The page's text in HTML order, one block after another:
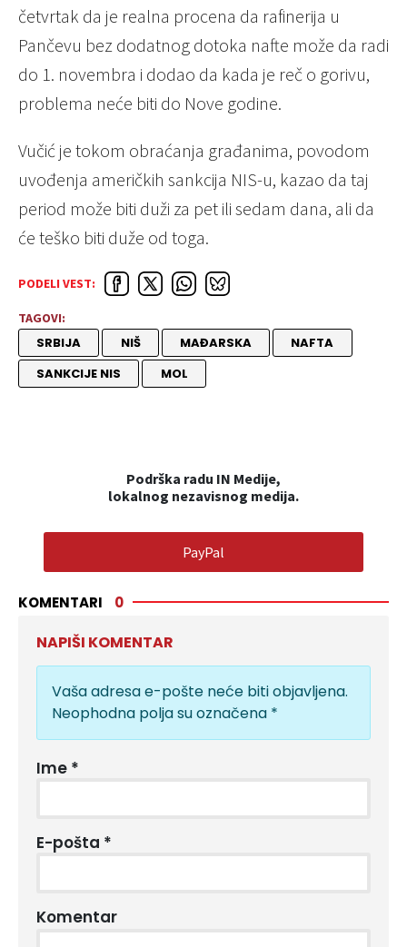
četvrtak da je realna procena da rafinerija u
Pančevu bez dodatnog dotoka nafte može da radi
do 1. novembra i dodao da kada je reč o gorivu,
problema neće biti do Nove godine.
Vučić je tokom obraćanja građanima, povodom
uvođenja američkih sankcija NIS-u, kazao da taj
period može biti duži za pet ili sedam dana, ali da
će teško biti duže od toga.
PODELI VEST:
TAGOVI:
SRBIJA NIŠ MAĐARSKA
NAFTA
SANKCIJE NIS
MOL
Podrška radu IN Medije,
lokalnog nezavisnog medija.
PayPal
KOMENTARI 0
NAPIŠI KOMENTAR
Vaša adresa e-pošte neće biti objavljena.
Neophodna polja su označena *
Ime *
E-pošta *
Komentar